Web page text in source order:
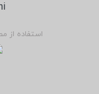
استفاده از